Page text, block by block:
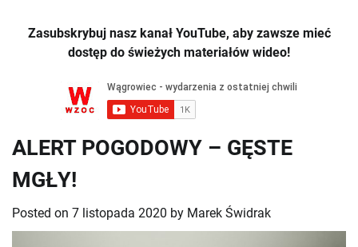
Zasubskrybuj nasz kanał YouTube, aby zawsze mieć
dostęp do świeżych materiałów wideo!
ALERT POGODOWY – GĘSTE
MGŁY!
Posted on 7 listopada 2020 by Marek Świdrak